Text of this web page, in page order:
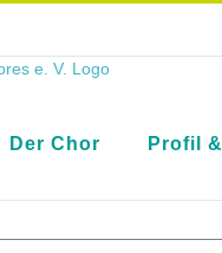
Der Chor Profil